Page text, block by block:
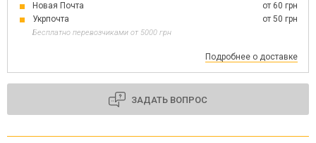
Новая Почта
от 60 грн
Укрпочта
от 50 грн
Бесплатно перевозчиками от 5000 грн
Подробнее о доставке
ЗАДАТЬ ВОПРОС